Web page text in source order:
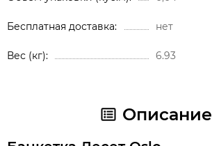
Бесплатная доставка нет
Вес (кг) 6.93
Описание